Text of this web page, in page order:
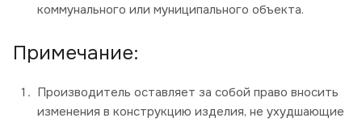
коммунального или муниципального объекта.
Примечание:
Производитель оставляет за собой право вносить
изменения в конструкцию изделия, не ухудшающие